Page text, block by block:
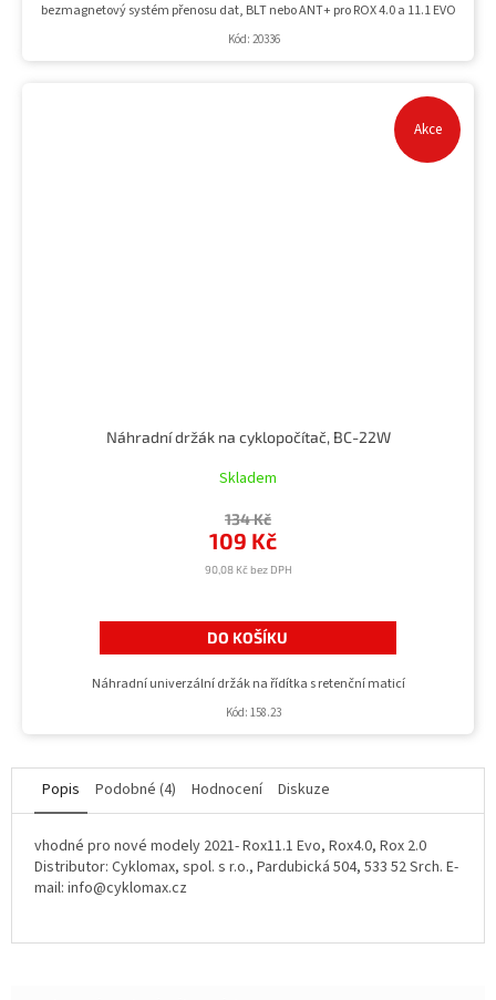
bezmagnetový systém přenosu dat, BLT nebo ANT+ pro ROX 4.0 a 11.1 EVO
Kód: 20336
Akce
Náhradní držák na cyklopočítač, BC-22W
Skladem
90,08 Kč bez DPH
109 Kč
134 Kč
DO KOŠÍKU
Náhradní univerzální držák na řídítka s retenční maticí
Kód: 158.23
Popis Podobné (4) Hodnocení Diskuze
vhodné pro nové modely 2021- Rox11.1 Evo, Rox4.0, Rox 2.0
Distributor: Cyklomax, spol. s r.o., Pardubická 504, 533 52 Srch. E-
mail: info@cyklomax.cz